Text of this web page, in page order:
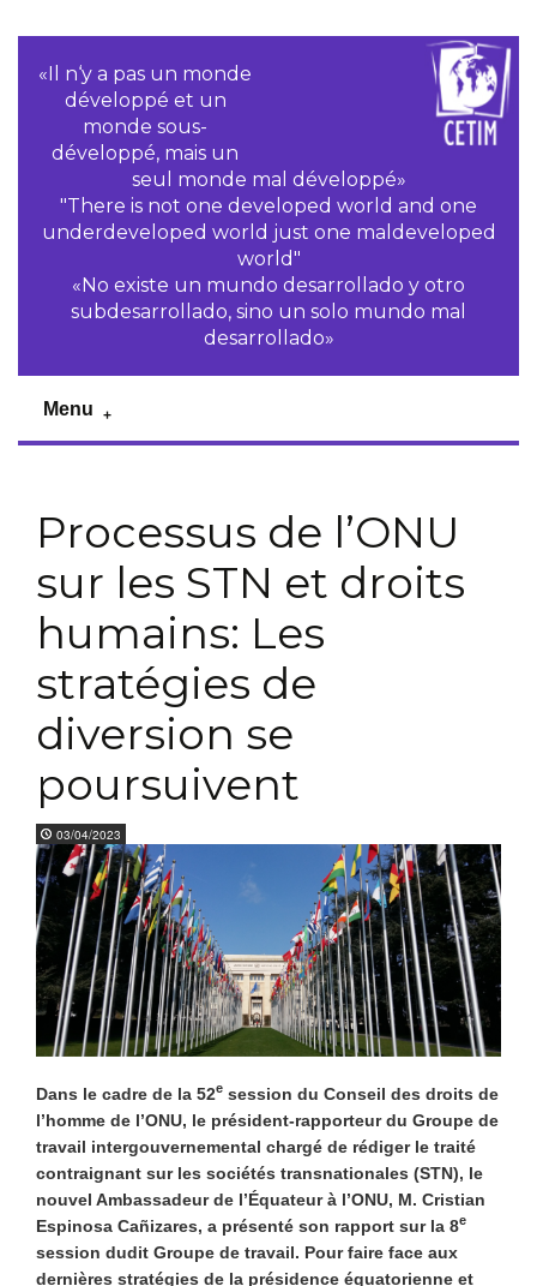
«Il n‘y a pas un monde
développé et un
monde sous-
développé, mais un
seul monde mal développé»
"There is not one developed world and one
underdeveloped world just one maldeveloped
world"
«No existe un mundo desarrollado y otro
subdesarrollado, sino un solo mundo mal
desarrollado»
Menu
Processus de l’ONU
sur les STN et droits
humains: Les
stratégies de
diversion se
poursuivent
03/04/2023
Dans le cadre de la 52e session du Conseil des droits de
l’homme de l’ONU, le président-rapporteur du Groupe de
travail intergouvernemental chargé de rédiger le traité
contraignant sur les sociétés transnationales (STN), le
nouvel Ambassadeur de l’Équateur à l’ONU, M. Cristian
Espinosa Cañizares, a présenté son rapport sur la 8e
session dudit Groupe de travail. Pour faire face aux
dernières stratégies de la présidence équatorienne et